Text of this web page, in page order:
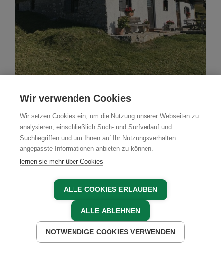
Almhütte
Grubsteigalmhütte am
Trattberg
St. Koloman, Tennengau, Salzburger Land
JETZT ANFRAGEN
JETZT ANFRAGEN JETZT BUCHEN
Wir verwenden Cookies
Wir setzen Cookies ein, um die Nutzung unserer Webseiten zu
analysieren, einschließlich Such- und Surfverlauf und
Suchbegriffen und um Ihnen auf Ihr Nutzungsverhalten
angepasste Informationen anbieten zu können.
lernen sie mehr über Cookies
ALLE COOKIES ERLAUBEN
ALLE ABLEHNEN
NOTWENDIGE COOKIES VERWENDEN